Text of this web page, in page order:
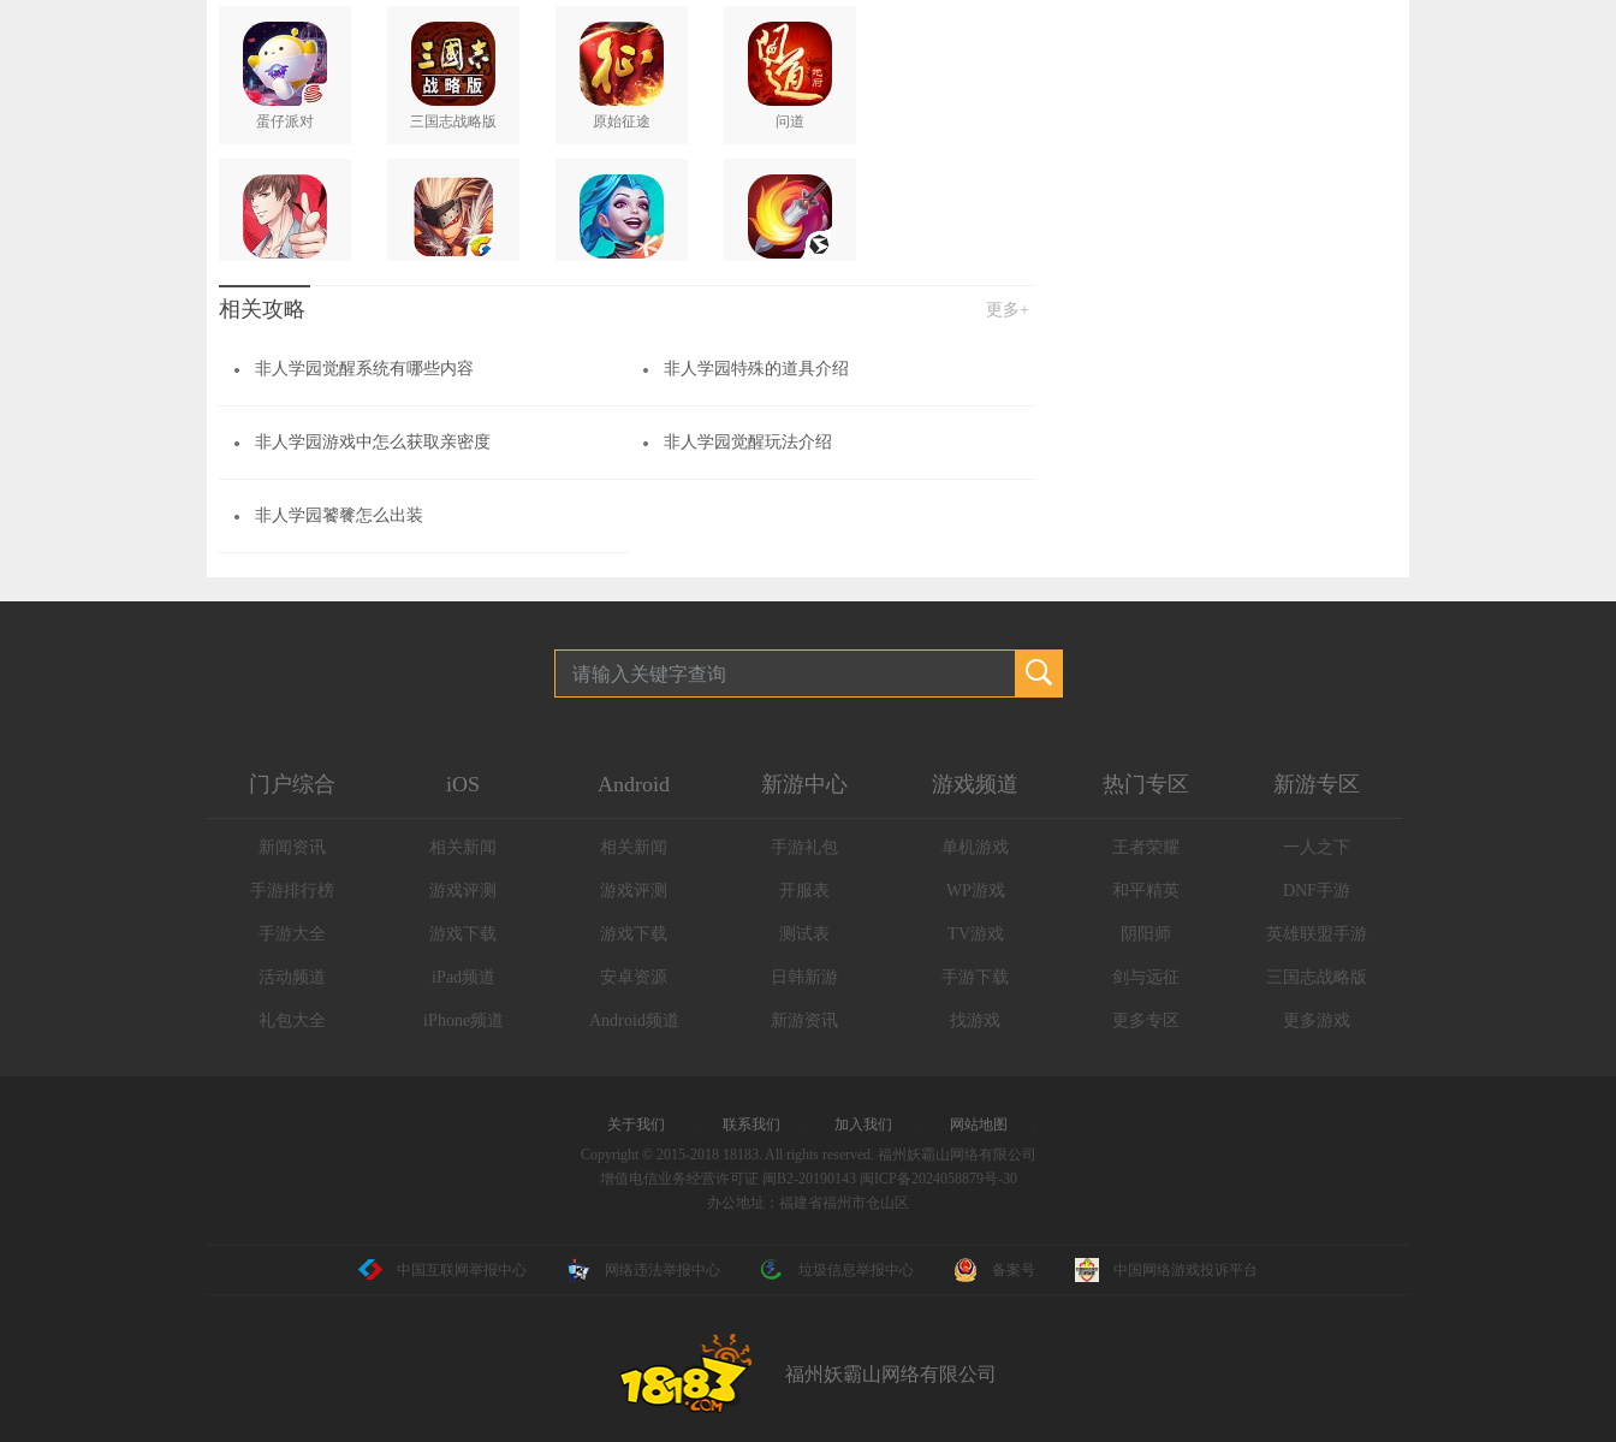
日文声优名单(按50音顺排列)：
上坂堇 内田雄马 内山昂辉
榎木淳弥 逢坂良太 冈本信彦
小仓唯 木村良平 桑原由气
诹访部顺一 关俊彦 仙台惠理
高野直子 竹内良太 种田梨沙
寺岛拓笃 富田美忧 丰崎爱生
中岛良树 生天目仁美 野岛裕史
能登麻美子 野中蓝 野水伊织
保志总一朗 细谷佳正 堀江由衣
蛋仔派对 三国志战略版 原始征途 问道
相关攻略 更多+
非人学园觉醒系统有哪些内容 非人学园特殊的道具介绍
非人学园游戏中怎么获取亲密度 非人学园觉醒玩法介绍
非人学园饕餮怎么出装
门户综合
新闻资讯
手游排行榜
手游大全
活动频道
礼包大全
iOS
相关新闻
游戏评测
游戏下载
iPad频道
iPhone频道
Android
相关新闻
游戏评测
游戏下载
安卓资源
Android频道
新游中心
手游礼包
开服表
测试表
日韩新游
新游资讯
游戏频道
单机游戏
WP游戏
TV游戏
手游下载
找游戏
热门专区
王者荣耀
和平精英
阴阳师
剑与远征
更多专区
新游专区
一人之下
DNF手游
英雄联盟手游
三国志战略版
更多游戏
关于我们 联系我们 加入我们 网站地图
Copyright © 2015-2018 18183. All rights reserved. 福州妖霸山网络有限公司
增值电信业务经营许可证 闽B2-20190143 闽ICP备2024058879号-30
办公地址：福建省福州市仓山区
中国互联网举报中心 网络违法举报中心 垃圾信息举报中心 备案号 中国网络游戏投诉平台
福州妖霸山网络有限公司